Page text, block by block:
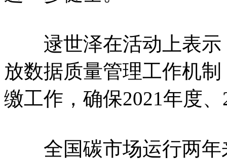
逯世泽在活动上表示
放数据质量管理工作机
缴工作，确保2021年度、
全国碳市场运行两年